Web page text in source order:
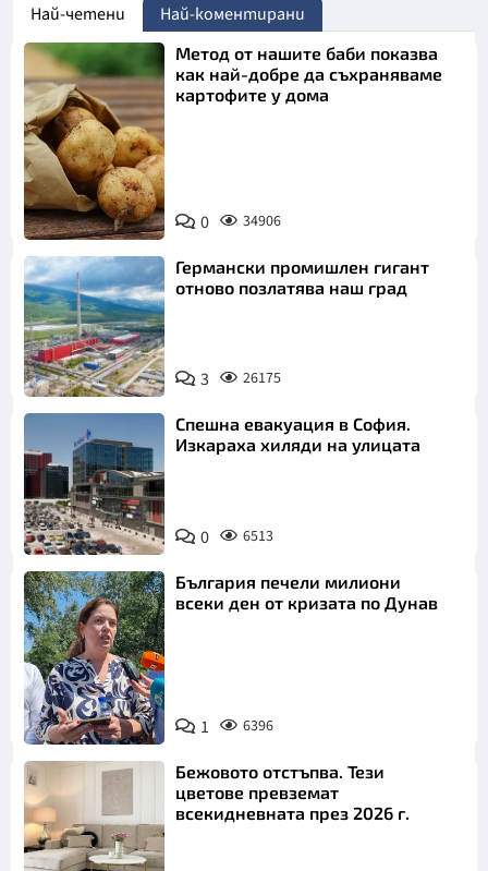
Най-четени Най-коментирани
Снимка:
Пиксабей
Метод от нашите баби показва
как най-добре да съхраняваме
картофите у дома
0 34906
Германски промишлен гигант
отново позлатява наш град
3 26175
Спешна евакуация в София.
Изкараха хиляди на улицата
0 6513
Снимка: БТА
България печели милиони
всеки ден от кризата по Дунав
1 6396
Бежовото отстъпва. Тези
цветове превземат
всекидневната през 2026 г.